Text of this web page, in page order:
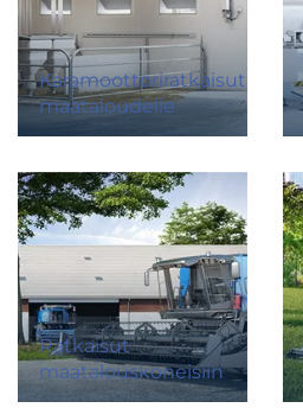
Karamoottoriratkaisut
maataloudelle
Ratkaisut
maatalouskoneisiin